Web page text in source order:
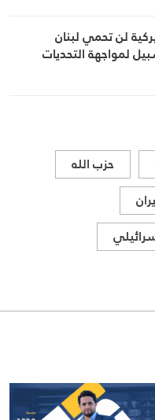
لن تحمي لبنان
لمواجهة التحديات
حزب الله